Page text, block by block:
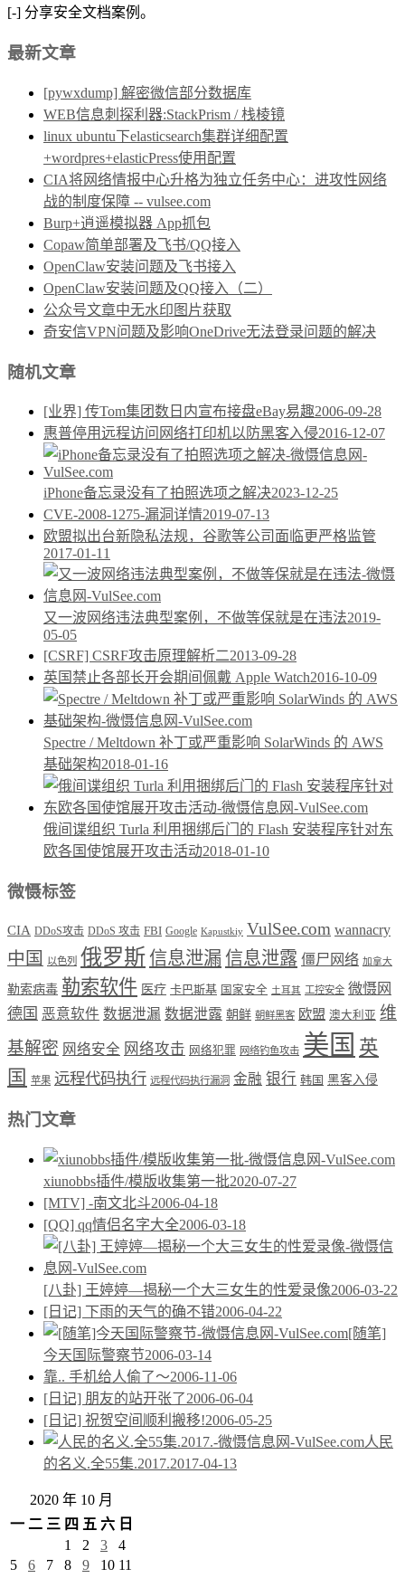
[-] 分享安全文档案例。
最新文章
[pywxdump] 解密微信部分数据库
WEB信息刺探利器:StackPrism / 栈棱镜
linux ubuntu下elasticsearch集群详细配置
+wordpres+elasticPress使用配置
CIA将网络情报中心升格为独立任务中心：进攻性网络
战的制度保障 -- vulsee.com
Burp+逍遥模拟器 App抓包
Copaw简单部署及飞书/QQ接入
OpenClaw安装问题及飞书接入
OpenClaw安装问题及QQ接入（二）
公众号文章中无水印图片获取
奇安信VPN问题及影响OneDrive无法登录问题的解决
随机文章
[业界] 传Tom集团数日内宣布接盘eBay易趣2006-09-28
惠普停用远程访问网络打印机以防黑客入侵2016-12-07
iPhone备忘录没有了拍照选项之解决2023-12-25
CVE-2008-1275-漏洞详情2019-07-13
欧盟拟出台新隐私法规，谷歌等公司面临更严格监管
2017-01-11
又一波网络违法典型案例，不做等保就是在违法2019-
05-05
[CSRF] CSRF攻击原理解析二2013-09-28
英国禁止各部长开会期间佩戴 Apple Watch2016-10-09
Spectre / Meltdown 补丁或严重影响 SolarWinds 的 AWS
基础架构2018-01-16
俄间谍组织 Turla 利用捆绑后门的 Flash 安装程序针对东
欧各国使馆展开攻击活动2018-01-10
微慑标签
CIA DDoS攻击 DDoS 攻击 FBI Google Kapustkiy VulSee.com wannacry
中国 以色列 俄罗斯信息泄漏信息泄露 僵尸网络 加拿大
勒索病毒 勒索软件 医疗 卡巴斯基 国家安全 土耳其 工控安全 微慑网
德国 恶意软件 数据泄漏 数据泄露 朝鲜 朝鲜黑客 欧盟 澳大利亚 维
基解密 网络安全 网络攻击 网络犯罪 网络钓鱼攻击 美国 英
国
苹果 远程代码执行 远程代码执行漏洞 金融 银行 韩国 黑客入侵
热门文章
xiunobbs插件/模版收集第一批2020-07-27
[MTV] -南文北斗2006-04-18
[QQ] qq情侣名字大全2006-03-18
[八卦] 王婷婷—揭秘一个大三女生的性爱录像2006-03-22
[日记] 下雨的天气的确不错2006-04-22
[随笔]
今天国际警察节2006-03-14
靠.. 手机给人偷了～2006-11-06
[日记] 朋友的站开张了2006-06-04
[日记] 祝贺空间顺利搬移!2006-05-25
人民
的名义.全55集.2017.2017-04-13
2020 年 10 月
一 二 三 四 五 六 日
1
2 3
4
5
6 7 8 9 10 11